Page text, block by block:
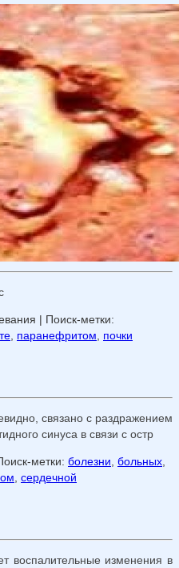
| Поиск-метки:
паранефритом почки
связано с раздражением
синуса в связи с остр
метки: болезни больных
сердечной
воспалительные изменения в